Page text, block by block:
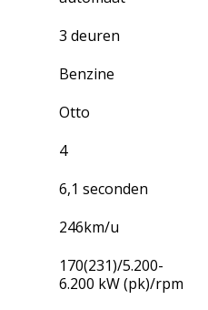
3 deuren
Benzine
Otto
4
6,1 seconden
246km/u
170(231)/5.200-
6.200 kW (pk)/rpm